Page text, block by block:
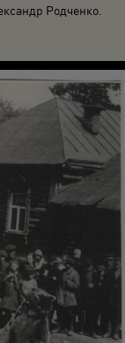
Родченко.